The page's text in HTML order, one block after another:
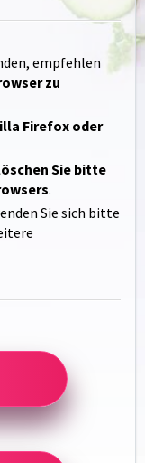
empfehlen
zu
Firefox oder
Sie bitte
.
Sie sich bitte